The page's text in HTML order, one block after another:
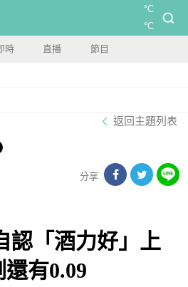
°C
°C
時 直播 節目
返回主題列表
分享
認「酒力好」上
有0.09